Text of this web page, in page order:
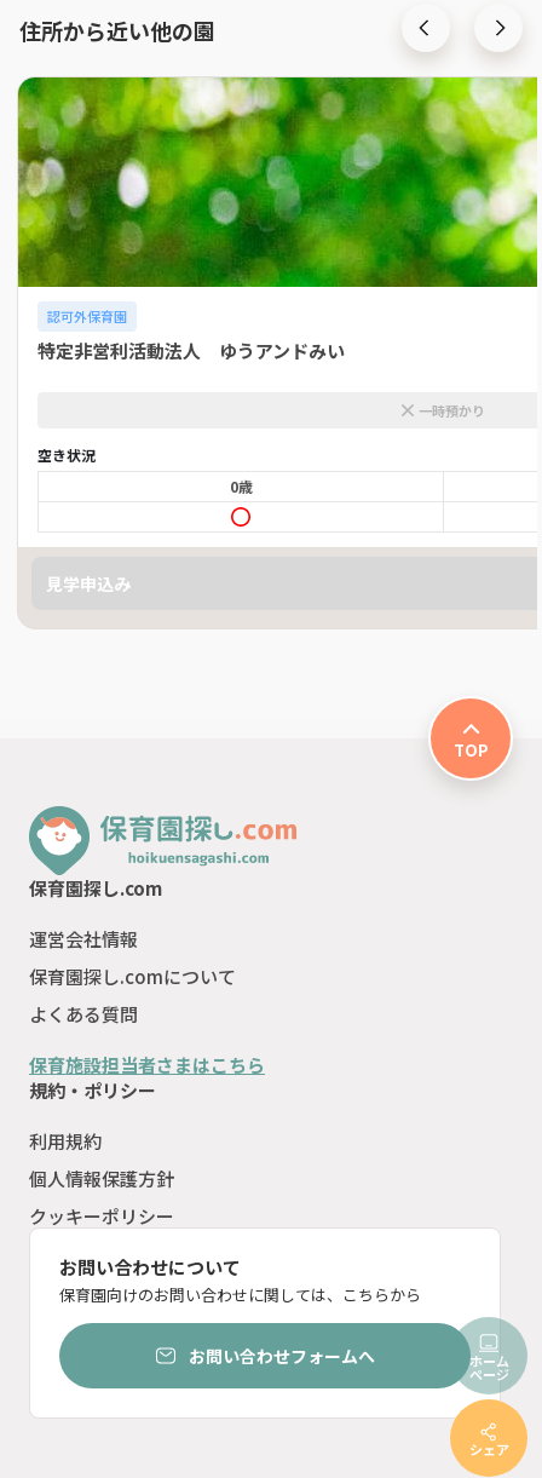
住所から近い他の園
認可外保育園
特定非営利活動法人 ゆうアンドみい
一時預かり
空き状況
0歳
見学申込み
シェア
ホーム
ページ
TOP
保育園探し.com
運営会社情報
保育園探し.comについて
よくある質問
保育施設担当者さまはこちら
規約・ポリシー
利用規約
個人情報保護方針
クッキーポリシー
お問い合わせについて
保育園向けのお問い合わせに関しては、こちらから
お問い合わせフォームへ